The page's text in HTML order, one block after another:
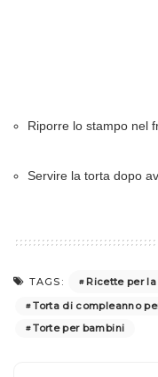
Riporre lo stampo nel
Servire la torta dopo
TAGS:
Ricette per
Torta di compleanno
Torte per bambini